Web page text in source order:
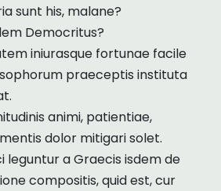
sunt his, malane?
Democritus?
iniurasque fortunae facile
praeceptis instituta
animi, patientiae,
dolor mitigari solet.
leguntur a Graecis isdem de
compositis, quid est, cur